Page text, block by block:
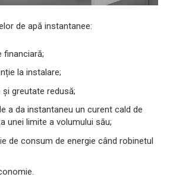
de apă instantanee:
financiară;
la instalare;
greutate redusă;
a da instantaneu un curent cald de
unei limite a volumului său;
de consum de energie când robinetul